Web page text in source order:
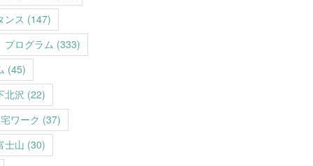
ンス (147)
プログラム (333)
(45)
北沢 (22)
ワーク (37)
士山 (30)